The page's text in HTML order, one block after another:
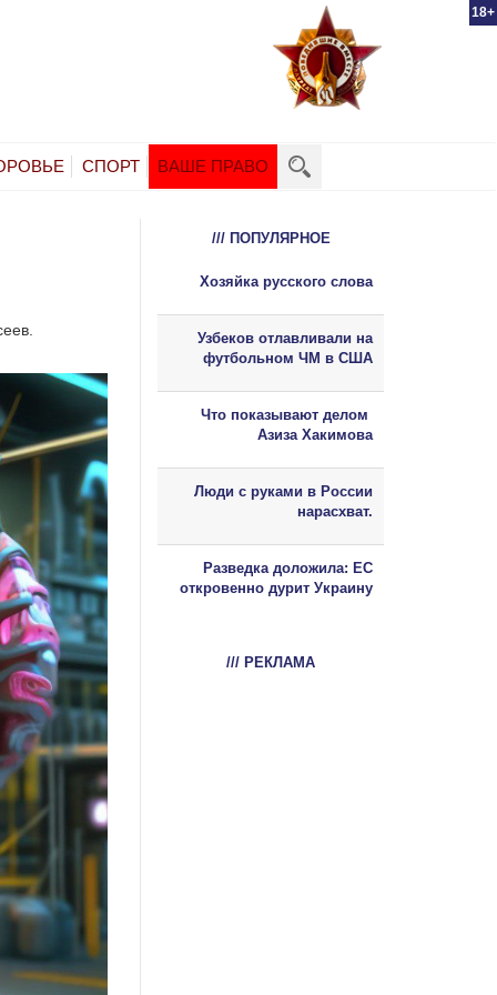
18+
СПОРТ ВАШЕ ПРАВО
/// ПОПУЛЯРНОЕ
Хозяйка русского слова
Узбеков отлавливали на
футбольном ЧМ в США
Что показывают делом
Азиза Хакимова
Люди с руками в России
нарасхват.
Разведка доложила: ЕС
откровенно дурит Украину
/// РЕКЛАМА